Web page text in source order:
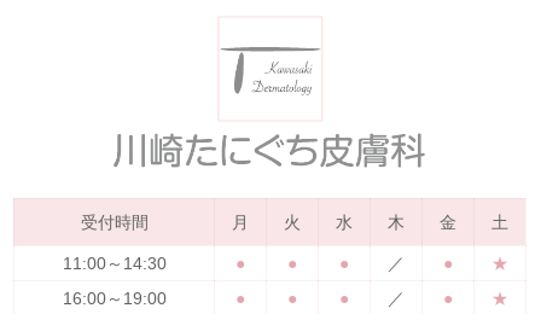
受付時間 月 火 水 木 金 土
11:00～14:30 ● ● ● ／ ●
★
16:00～19:00
● ● ● ／ ● ★